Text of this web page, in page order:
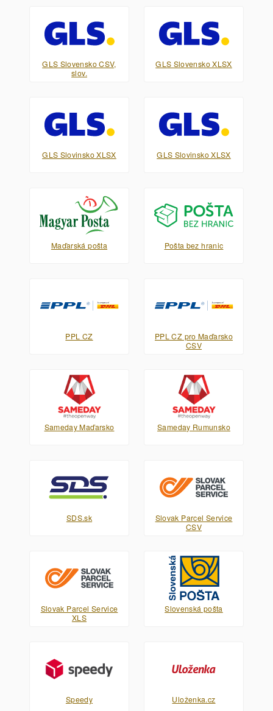
GLS Slovensko CSV,
slov.
GLS Slovensko XLSX
GLS Slovinsko XLSX GLS Slovinsko XLSX
Maďarská pošta Pošta bez hranic
PPL CZ
PPL CZ pro Maďarsko
CSV
Sameday Maďarsko Sameday Rumunsko
SDS.sk
Slovak Parcel Service
CSV
Slovak Parcel Service
XLS
Slovenská pošta
Speedy Uloženka.cz